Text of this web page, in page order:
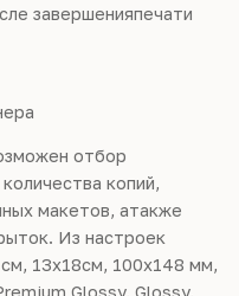
завершенияпечати
отбор
копий,
макетов, атакже
Из настроек
13х18см, 100х148 мм,
Glossy, Glossy,